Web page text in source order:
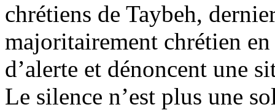
chrétiens de Taybeh,
majoritairement chrétien
d’alerte et dénoncent une
Le silence n’est plus une